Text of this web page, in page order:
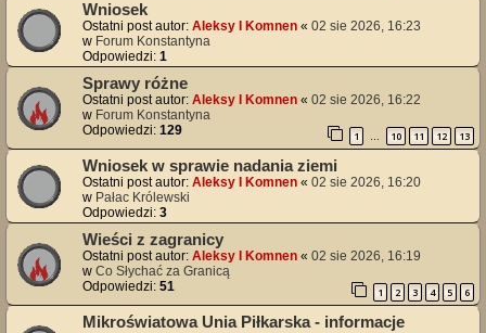
Wniosek
Ostatni post autor: Aleksy I Komnen « 02 sie 2026, 16:23
w Forum Konstantyna
Odpowiedzi: 1
Sprawy różne
Ostatni post autor: Aleksy I Komnen « 02 sie 2026, 16:22
w Forum Konstantyna
Odpowiedzi: 129 1 10 11 12 13
Wniosek w sprawie nadania ziemi
Ostatni post autor: Aleksy I Komnen « 02 sie 2026, 16:20
w Pałac Królewski
Odpowiedzi: 3
Wieści z zagranicy
Ostatni post autor: Aleksy I Komnen « 02 sie 2026, 16:19
w Co Słychać za Granicą
Odpowiedzi: 51 1 2 3 4 5 6
Mikroświatowa Unia Piłkarska - informacje